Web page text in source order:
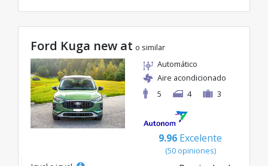
Ford Kuga new at o similar
Automático
Aire acondicionado
5
4 3
9.96 Excelente
(50 opiniones)